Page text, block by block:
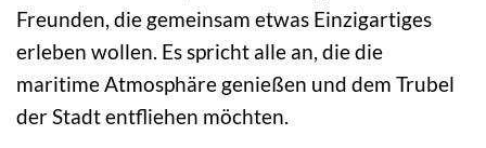
Freunden, die gemeinsam etwas Einzigartiges
erleben wollen. Es spricht alle an, die die
maritime Atmosphäre genießen und dem Trubel
der Stadt entfliehen möchten.